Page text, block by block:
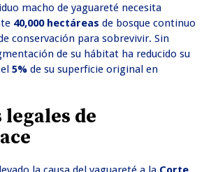
macho de yaguareté necesita
40,000 hectáreas de bosque continuo
conservación para sobrevivir. Sin
de su hábitat ha reducido su
el5% de su superficie original en
legales de